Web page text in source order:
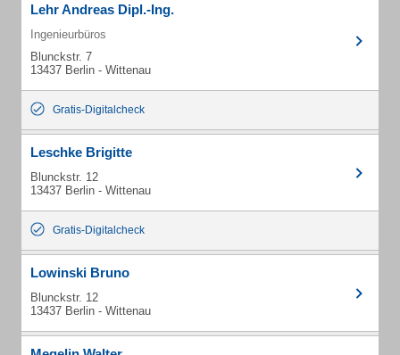
Lehr Andreas Dipl.-Ing.
Ingenieurbüros
Blunckstr. 7
13437 Berlin - Wittenau
Gratis-Digitalcheck
Leschke Brigitte
Blunckstr. 12
13437 Berlin - Wittenau
Gratis-Digitalcheck
Lowinski Bruno
Blunckstr. 12
13437 Berlin - Wittenau